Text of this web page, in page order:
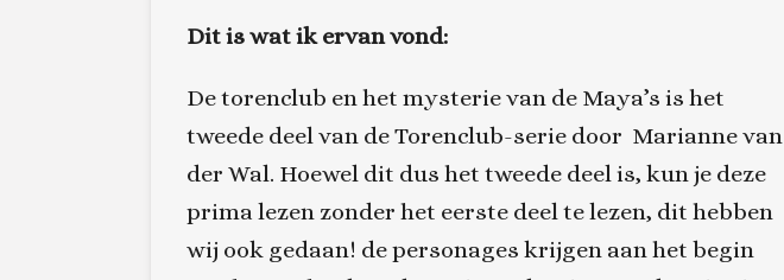
Dit is wat ik ervan vond:
De torenclub en het mysterie van de Maya’s is het
tweede deel van de Torenclub-serie door Marianne van
der Wal. Hoewel dit dus het tweede deel is, kun je deze
prima lezen zonder het eerste deel te lezen, dit hebben
wij ook gedaan! de personages krijgen aan het begin